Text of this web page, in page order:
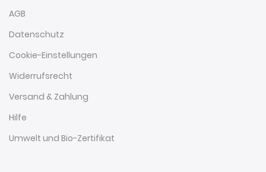
AGB
Datenschutz
Cookie-Einstellungen
Widerrufsrecht
Versand & Zahlung
Hilfe
Umwelt und Bio-Zertifikat